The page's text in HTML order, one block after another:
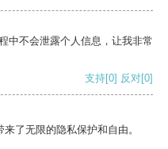
中不会泄露个人信息，让我非常
支持[0] 反对[0]
了无限的隐私保护和自由。